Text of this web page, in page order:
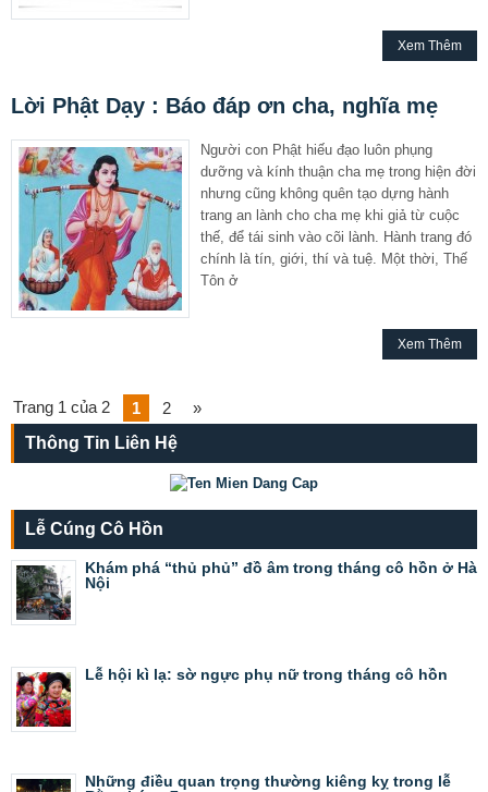
Xem Thêm
Lời Phật Dạy : Báo đáp ơn cha, nghĩa mẹ
Người con Phật hiếu đạo luôn phụng
dưỡng và kính thuận cha mẹ trong hiện đời
nhưng cũng không quên tạo dựng hành
trang an lành cho cha mẹ khi giả từ cuộc
thế, để tái sinh vào cõi lành. Hành trang đó
chính là tín, giới, thí và tuệ. Một thời, Thế
Tôn ở
Xem Thêm
Trang 1 của 2 1 2
»
Thông Tin Liên Hệ
Lễ Cúng Cô Hồn
Khám phá “thủ phủ” đồ âm trong tháng cô hồn ở Hà
Nội
Lễ hội kì lạ: sờ ngực phụ nữ trong tháng cô hồn
Những điều quan trọng thường kiêng kỵ trong lễ